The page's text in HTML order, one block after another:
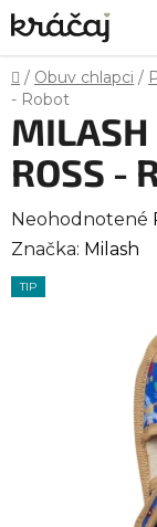
Prejsť
na
obsah
Domov
/ Obuv chlapci /
- Robot
ROSS -
Priemerné
hodnotenie
produktu
Neohodnotené
Značka: Milash
TIP